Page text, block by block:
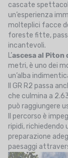
cascate
un’esperienza
molteplici facce
foreste fitte,
incantevoli.
L’ascesa al Piton
metri, è uno dei
un’alba
Il GR R2 passa
che culmina a
può raggiungere
Il percorso è
ripidi, richiedendo
preparazione
paesaggi